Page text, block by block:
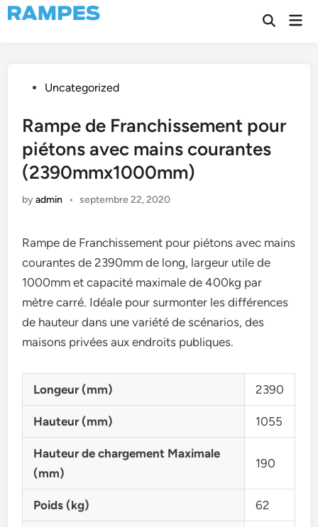
Skip
to
Open
PostedUncategorized
Rampe de Franchissement pour
piétons avec mains courantes
(2390mmx1000mm)
byadmin • septembre 22, 2020
Rampe de Franchissement pour piétons avec mains
courantes de 2390mm de long, largeur utile de
1000mm et capacité maximale de 400kg par
mètre carré. Idéale pour surmonter les différences
de hauteur dans une variété de scénarios, des
maisons privées aux endroits publiques.
Longeur (mm) 2390
Hauteur (mm) 1055
Hauteur de chargement Maximale
(mm)
190
Poids (kg) 62